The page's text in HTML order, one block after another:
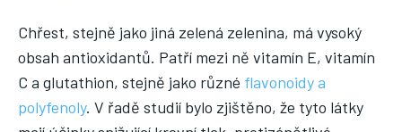
Chřest, stejně jako jiná zelená zelenina, má vysoký
obsah antioxidantů. Patří mezi ně vitamín E, vitamín
C a glutathion, stejně jako různé flavonoidy a
polyfenoly. V řadě studií bylo zjištěno, že tyto látky